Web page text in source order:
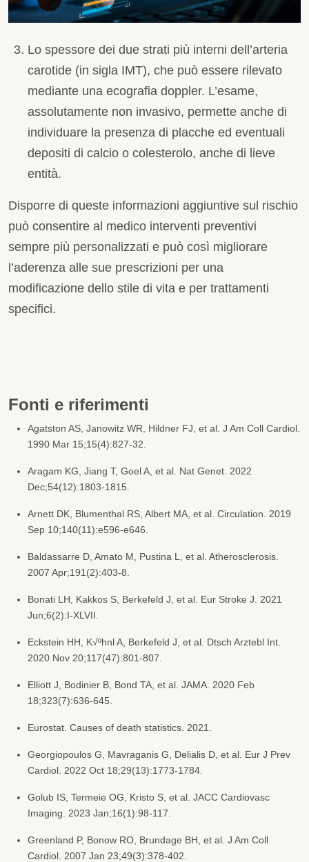
Lo spessore dei due strati più interni dell’arteria
carotide (in sigla IMT), che può essere rilevato
mediante una ecografia doppler. L’esame,
assolutamente non invasivo, permette anche di
individuare la presenza di placche ed eventuali
depositi di calcio o colesterolo, anche di lieve
entità.
Disporre di queste informazioni aggiuntive sul rischio
può consentire al medico interventi preventivi
sempre più personalizzati e può così migliorare
l’aderenza alle sue prescrizioni per una
modificazione dello stile di vita e per trattamenti
specifici.
Fonti e riferimenti
Agatston AS, Janowitz WR, Hildner FJ, et al. J Am Coll Cardiol.
1990 Mar 15;15(4):827-32.
Aragam KG, Jiang T, Goel A, et al. Nat Genet. 2022
Dec;54(12):1803-1815.
Arnett DK, Blumenthal RS, Albert MA, et al. Circulation. 2019
Sep 10;140(11):e596-e646.
Baldassarre D, Amato M, Pustina L, et al. Atherosclerosis.
2007 Apr;191(2):403-8.
Bonati LH, Kakkos S, Berkefeld J, et al. Eur Stroke J. 2021
Jun;6(2):I-XLVII.
Eckstein HH, K√ºhnl A, Berkefeld J, et al. Dtsch Arztebl Int.
2020 Nov 20;117(47):801-807.
Elliott J, Bodinier B, Bond TA, et al. JAMA. 2020 Feb
18;323(7):636-645.
Eurostat. Causes of death statistics. 2021.
Georgiopoulos G, Mavraganis G, Delialis D, et al. Eur J Prev
Cardiol. 2022 Oct 18;29(13):1773-1784.
Golub IS, Termeie OG, Kristo S, et al. JACC Cardiovasc
Imaging. 2023 Jan;16(1):98-117.
Greenland P, Bonow RO, Brundage BH, et al. J Am Coll
Cardiol. 2007 Jan 23;49(3):378-402.